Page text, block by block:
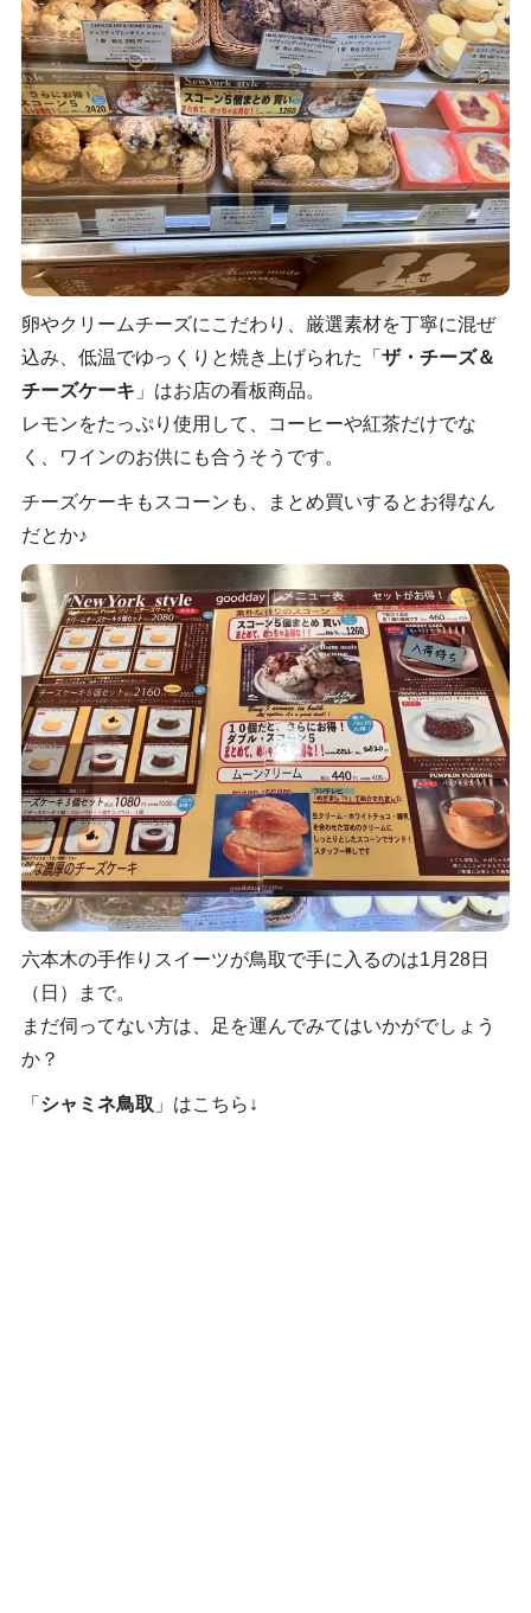
卵やクリームチーズにこだわり、厳選素材を丁寧に混ぜ
込み、低温でゆっくりと焼き上げられた「 ザ・チーズ＆
チーズケーキ 」はお店の看板商品。
レモンをたっぷり使用して、コーヒーや紅茶だけでな
く、ワインのお供にも合うそうです。
チーズケーキもスコーンも、まとめ買いするとお得なん
だとか♪
六本木の手作りスイーツが鳥取で手に入るのは1月28日
（日）まで。
まだ伺ってない方は、足を運んでみてはいかがでしょう
か？
「 シャミネ鳥取 」はこちら↓